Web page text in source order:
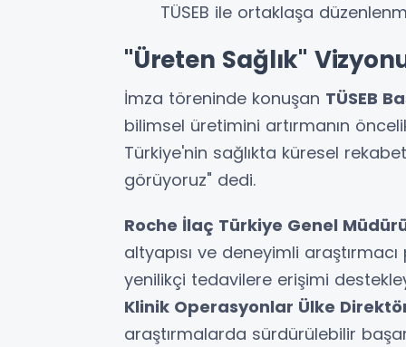
TÜSEB ile ortaklaşa
"Üreten Sağlık"
İmza töreninde konuşan TÜSEB
bilimsel üretimini artırmanın
Türkiye'nin sağlıkta küresel
görüyoruz" dedi.
Roche İlaç Türkiye Genel
altyapısı ve deneyimli
yenilikçi tedavilere erişimi
Klinik Operasyonlar Ülke
araştırmalarda sürdürülebilir